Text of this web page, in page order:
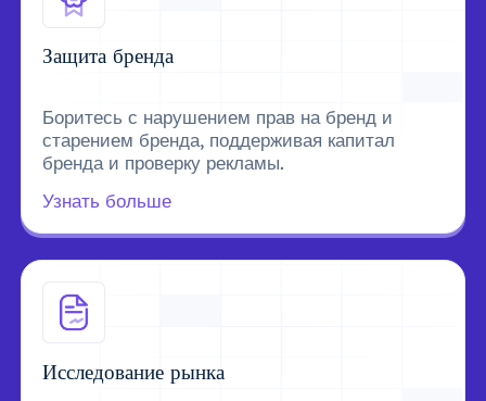
Защита бренда
Боритесь с нарушением прав на бренд и
старением бренда, поддерживая капитал
бренда и проверку рекламы.
Узнать больше
Исследование рынка